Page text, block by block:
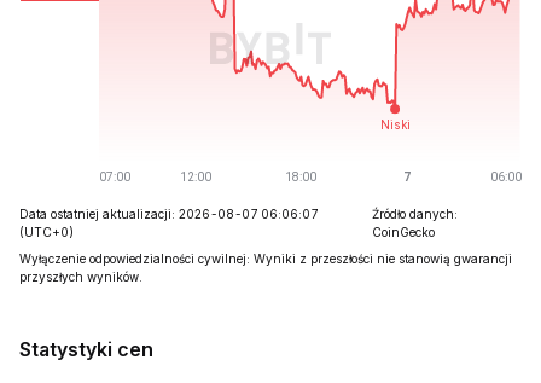
Data ostatniej aktualizacji: 2026-08-07 06:06:07
(UTC+0)
Źródło danych:
CoinGecko
Wyłączenie odpowiedzialności cywilnej: Wyniki z przeszłości nie stanowią gwarancji
przyszłych wyników.
Statystyki cen